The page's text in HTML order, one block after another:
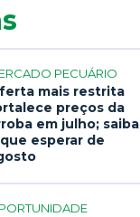
PECUÁRIO
mais restrita
preços da
em julho; saiba
esperar de